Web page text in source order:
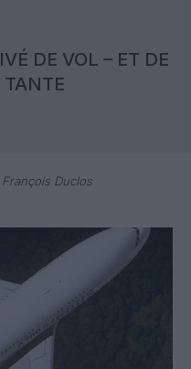
DE VOL – ET DE
TANTE
Duclos